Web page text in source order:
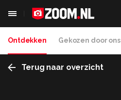
Ontdekken Gekozen door ons
Terug naar overzicht